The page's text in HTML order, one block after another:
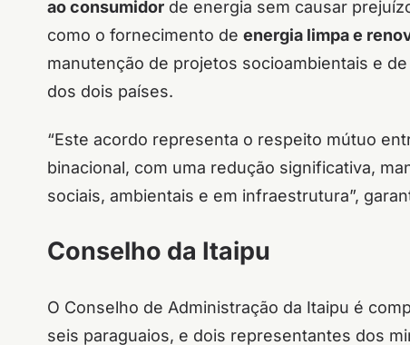
ao consumidor de energia sem causar
como o fornecimento de energia limpa e
manutenção de projetos socioambientais e
dos dois países.
“Este acordo representa o respeito mútuo
binacional, com uma redução significativa,
sociais, ambientais e em infraestrutura”,
Conselho da Itaipu
O Conselho de Administração da Itaipu é
seis paraguaios, e dois representantes dos